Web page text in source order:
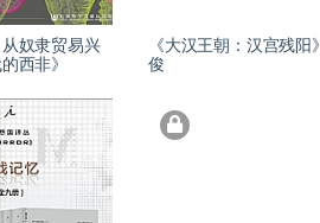
从奴隶贸易兴
西非》
《大汉王朝：汉宫残阳
俊